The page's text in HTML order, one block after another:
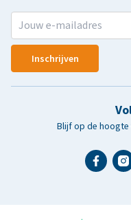
Inschrijven
Blijf op de hoogte